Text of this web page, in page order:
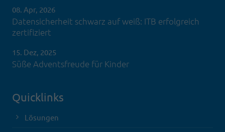
08. Apr, 2026
Datensicherheit schwarz auf weiß: ITB erfolgreich
zertifiziert
15. Dez, 2025
Süße Adventsfreude für Kinder
Quicklinks
Lösungen